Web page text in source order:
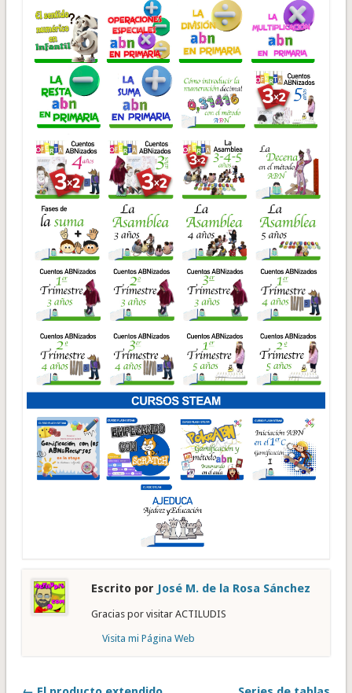
Escrito por José M. de la Rosa Sánchez
Gracias por visitar ACTILUDIS
Visita mi Página Web